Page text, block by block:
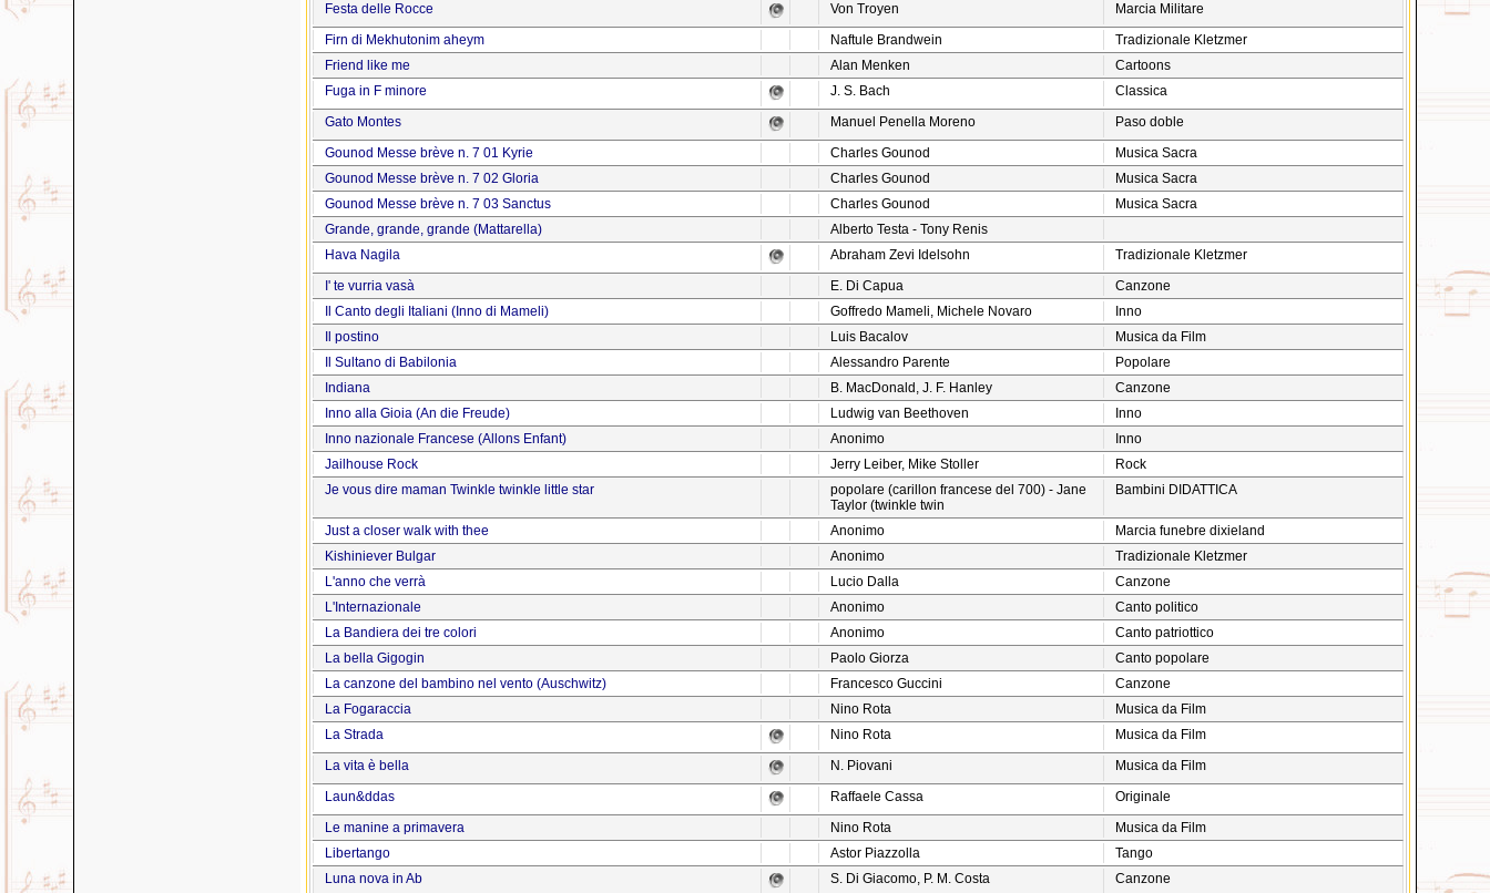
Festa delle Rocce
Von Troyen
Marcia Militare
Firn di Mekhutonim aheym
Naftule Brandwein
Tradizionale Kletzmer
Friend like me
Alan Menken
Cartoons
Fuga in F minore
J. S. Bach
Classica
Gato Montes
Manuel Penella Moreno
Paso doble
Gounod Messe brève n. 7 01 Kyrie
Charles Gounod
Musica Sacra
Gounod Messe brève n. 7 02 Gloria
Charles Gounod
Musica Sacra
Gounod Messe brève n. 7 03 Sanctus
Charles Gounod
Musica Sacra
Grande, grande, grande (Mattarella)
Alberto Testa - Tony Renis
Hava Nagila
Abraham Zevi Idelsohn
Tradizionale Kletzmer
I' te vurria vasà
E. Di Capua
Canzone
Il Canto degli Italiani (Inno di Mameli)
Goffredo Mameli, Michele Novaro
Inno
Il postino
Luis Bacalov
Musica da Film
Il Sultano di Babilonia
Alessandro Parente
Popolare
Indiana
B. MacDonald, J. F. Hanley
Canzone
Inno alla Gioia (An die Freude)
Ludwig van Beethoven
Inno
Inno nazionale Francese (Allons Enfant)
Anonimo
Inno
Jailhouse Rock
Jerry Leiber, Mike Stoller
Rock
Je vous dire maman Twinkle twinkle little star
popolare (carillon francese del 700) - Jane
Taylor (twinkle twin
Bambini DIDATTICA
Just a closer walk with thee Anonimo
Marcia funebre dixieland
Kishiniever Bulgar
Anonimo
Tradizionale Kletzmer
L'anno che verrà
Lucio Dalla
Canzone
L'Internazionale
Anonimo
Canto politico
La Bandiera dei tre colori
Anonimo
Canto patriottico
La bella Gigogin
Paolo Giorza
Canto popolare
La canzone del bambino nel vento (Auschwitz)
Francesco Guccini
Canzone
La Fogaraccia
Nino Rota
Musica da Film
La Strada
Nino Rota
Musica da Film
La vita è bella
N. Piovani
Musica da Film
Laun&ddas
Raffaele Cassa
Originale
Le manine a primavera
Nino Rota
Musica da Film
Libertango
Astor Piazzolla
Tango
Luna nova in Ab
S. Di Giacomo, P. M. Costa
Canzone